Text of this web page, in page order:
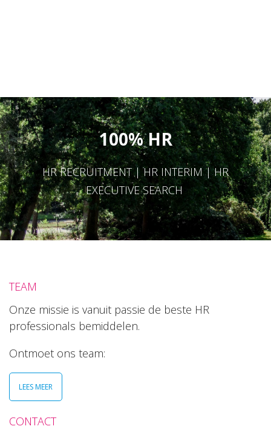
100% HR
HR RECRUITMENT | HR INTERIM | HR
EXECUTIVE SEARCH
TEAM
Onze missie is vanuit passie de beste HR
professionals bemiddelen.
Ontmoet ons team:
LEES MEER
CONTACT